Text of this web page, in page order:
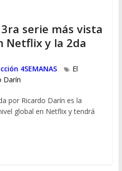
serie más vista
Netflix y la 2da
4SEMANAS
El
Darín
por Ricardo Darín es la
global en Netflix y tendrá